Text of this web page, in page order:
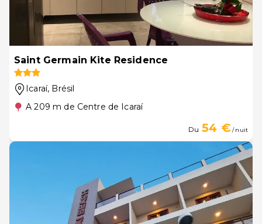
Saint Germain Kite Residence
Icaraí, Brésil
A 209 m de Centre de Icaraí
Du 54 €/ nuit